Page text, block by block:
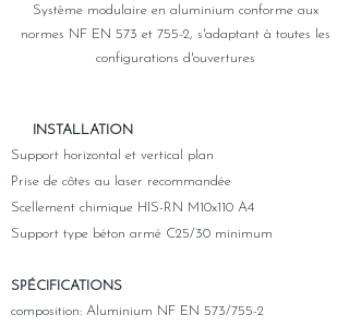
Système modulaire en aluminium conforme aux
normes NF EN 573 et 755-2, s'adaptant à toutes les
configurations d'ouvertures
INSTALLATION
Support horizontal et vertical plan
Prise de côtes au laser recommandée
Scellement chimique HIS-RN M10x110 A4
Support type béton armé C25/30 minimum
SPÉCIFICATIONS
composition: Aluminium NF EN 573/755-2